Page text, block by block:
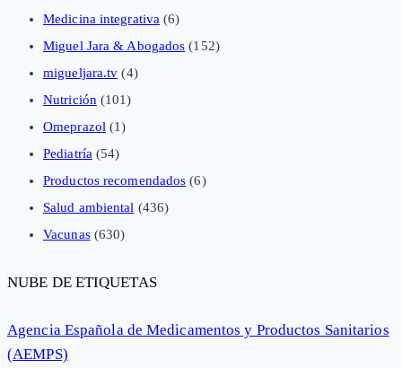
Medicina integrativa (6)
Miguel Jara & Abogados (152)
migueljara.tv (4)
Nutrición (101)
Omeprazol (1)
Pediatría (54)
Productos recomendados (6)
Salud ambiental (436)
Vacunas(630)
NUBE DE ETIQUETAS
Agencia Española de Medicamentos y Productos Sanitarios
(AEMPS)